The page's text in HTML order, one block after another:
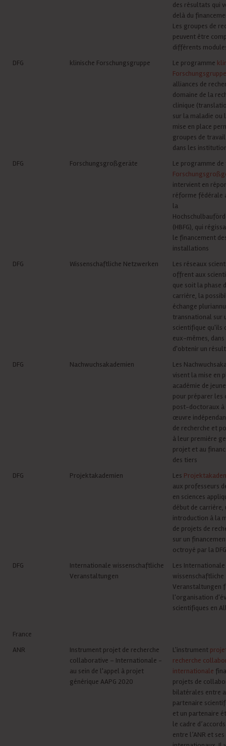
des résultats qui
delà du
Les groupes de
peuvent être
différents
DFG
klinische Forschungsgruppe Le programme
Forschungsgruppe
alliances de
domaine de la
clinique
sur la maladie ou
mise en place
groupes de
dans les
DFG
Forschungsgroßgeräte
Le programme
intervient en
réforme fédérale
la
(HBFG), qui
le financement
installations
DFG
Wissenschaftliche Netzwerken Les réseaux
offrent aux
que soit la phase
carrière, la
échange
transnational sur
scientifique qu'ils
eux-mêmes,
d'obtenir un
DFG
Nachwuchsakademien Les
visent la mise en
académie de
pour préparer les
post-doctoraux à
œuvre
de recherche et
à leur première
projet et au
des tiers
DFG
Projektakademien Les
aux professeurs
en sciences
début de carrière,
introduction à la
de projets de
sur un
octroyé par la DFG
DFG
Internationale wissenschaftliche
Veranstaltungen
Les Internationale
wissenschaftliche
Veranstaltungen
l'organisation
scientifiques en
France
ANR
Instrument projet de recherche
collaborative – Internationale -
au sein de l'appel à projet
générique AAPG 2020
L'instrument
recherche
internationale
projets de
bilatérales entre
partenaire
et un partenaire
le cadre
entre l’ANR et